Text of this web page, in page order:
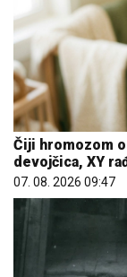
Čiji hromozom
devojčica, XY
07. 08. 2026 09:47